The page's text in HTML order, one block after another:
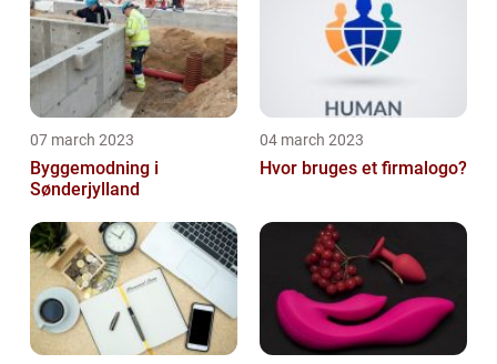
07 march 2023
Byggemodning i
Sønderjylland
04 march 2023
Hvor bruges et firmalogo?